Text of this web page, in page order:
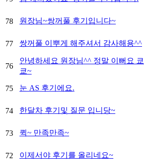
78 원장님~쌍꺼풀 후기입니다~
77 쌍꺼풀 이뿌게 해주셔서 감사해용^^
76
안녕하세요 원장님^^ 정말 이뻐요 쿄
쿄~
75 눈 AS 후기에요.
74 한달차 후기및 질문 입니당~
73 퀵~ 만족만족~
72 이제서야 후기를 올리네요~